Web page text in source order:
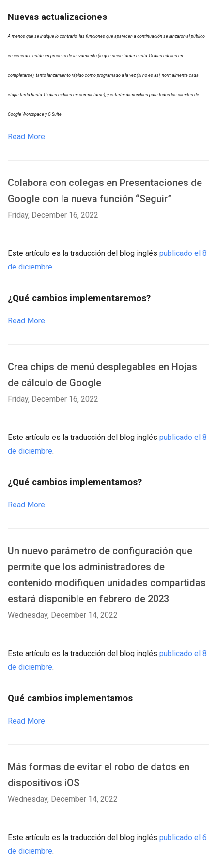
Nuevas actualizaciones
A menos que se indique lo contrario, las funciones que aparecen a continuación se lanzaron al público
en general o están en proceso de lanzamiento (lo que suele tardar hasta 15 días hábiles en
completarse), tanto lanzamiento rápido como programado a la vez (si no es así, normalmente cada
etapa tarda hasta 15 días hábiles en completarse), y estarán disponibles para todos los clientes de
Google Workspace y G Suite.
Read More
Colabora con colegas en Presentaciones de
Google con la nueva función “Seguir”
Friday, December 16, 2022
Este artículo es la traducción del blog inglés publicado el 8
de diciembre.
¿Qué cambios implementaremos?
Read More
Crea chips de menú desplegables en Hojas
de cálculo de Google
Friday, December 16, 2022
Este artículo es la traducción del blog inglés publicado el 8
de diciembre.
¿Qué cambios implementamos?
Read More
Un nuevo parámetro de configuración que
permite que los administradores de
contenido modifiquen unidades compartidas
estará disponible en febrero de 2023
Wednesday, December 14, 2022
Este artículo es la traducción del blog inglés publicado el 8
de diciembre.
Qué cambios implementamos
Read More
Más formas de evitar el robo de datos en
dispositivos iOS
Wednesday, December 14, 2022
Este artículo es la traducción del blog inglés publicado el 6
de diciembre.